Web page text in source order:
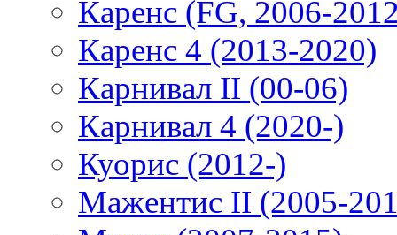
Каренс (FG, 2006-
Каренс 4 (2013-2020)
Карнивал II (00-06)
Карнивал 4 (2020-)
Куорис (2012-)
Мажентис II (2005-